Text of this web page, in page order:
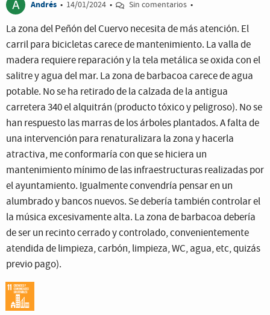
A Andrés • 14/01/2024 • Sin comentarios •
La zona del Peñón del Cuervo necesita de más atención. El
carril para bicicletas carece de mantenimiento. La valla de
madera requiere reparación y la tela metálica se oxida con el
salitre y agua del mar. La zona de barbacoa carece de agua
potable. No se ha retirado de la calzada de la antigua
carretera 340 el alquitrán (producto tóxico y peligroso). No se
han respuesto las marras de los árboles plantados. A falta de
una intervención para renaturalizara la zona y hacerla
atractiva, me conformaría con que se hiciera un
mantenimiento mínimo de las infraestructuras realizadas por
el ayuntamiento. Igualmente convendría pensar en un
alumbrado y bancos nuevos. Se debería también controlar el
la música excesivamente alta. La zona de barbacoa debería
de ser un recinto cerrado y controlado, convenientemente
atendida de limpieza, carbón, limpieza, WC, agua, etc, quizás
previo pago).